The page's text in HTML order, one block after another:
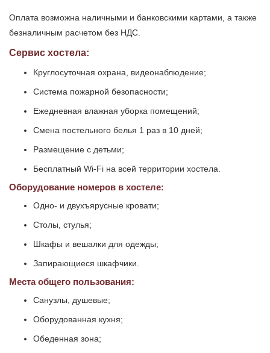
Оплата возможна наличными и банковскими картами, а также
безналичным расчетом без НДС.
Сервис хостела:
Круглосуточная охрана, видеонаблюдение;
Система пожарной безопасности;
Ежедневная влажная уборка помещений;
Смена постельного белья 1 раз в 10 дней;
Размещение с детьми;
Бесплатный Wi-Fi на всей территории хостела.
Оборудование номеров в хостеле:
Одно- и двухъярусные кровати;
Столы, стулья;
Шкафы и вешалки для одежды;
Запирающиеся шкафчики.
Места общего пользования:
Санузлы, душевые;
Оборудованная кухня;
Обеденная зона;